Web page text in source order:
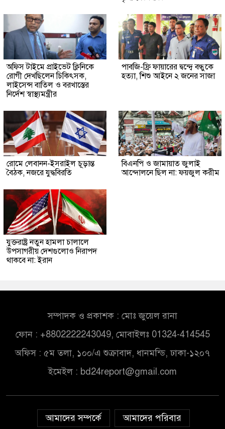
অফিস টাইমে প্রাইভেট ক্লিনিকে
রোগী দেখছিলেন চিকিৎসক,
লাইসেন্স বাতিল ও বরখাস্তের
নির্দেশ স্বাস্থ্যমন্ত্রীর
পাবজি-ফ্রি ফায়ারের দ্বন্দ্বে বন্ধুকে
হত্যা, শিশু আইনে ২ জনের সাজা
রোমে লেবানন-ইসরাইল চূড়ান্ত
বৈঠক, নজরে যুদ্ধবিরতি
বিএনপি ও জামায়াত জুলাই
আন্দোলনে ছিল না: ফয়জুল করীম
যুক্তরাষ্ট্র নতুন হামলা চালালে
উপসাগরীয় দেশগুলোও নিরাপদ
থাকবে না: ইরান
সম্পাদক ও প্রকাশক : মোঃ জুয়েল রানা
ফোন : +8802222243049, মোবাইলঃ 01324-414545
অফিস : ৫ম তলা, ১০০/এ শুক্রাবাদ, ধানমন্ডি, ঢাকা-১২০৭
ইমেইল : bd24report@gmail.com
আমাদের সম্পর্কে আমাদের পরিবার